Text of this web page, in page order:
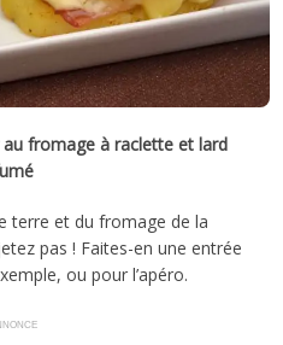
fromage à raclette et lard
terre et du fromage de la
pas ! Faites-en une entrée
ou pour l’apéro.